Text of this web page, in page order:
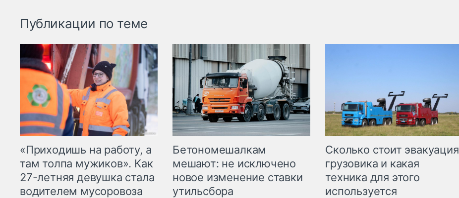
Публикации по теме
«Приходишь на работу, а
там толпа мужиков». Как
27-летняя девушка стала
водителем мусоровоза
Бетономешалкам
мешают: не исключено
новое изменение ставки
утильсбора
Сколько стоит эвакуация
грузовика и какая
техника для этого
используется